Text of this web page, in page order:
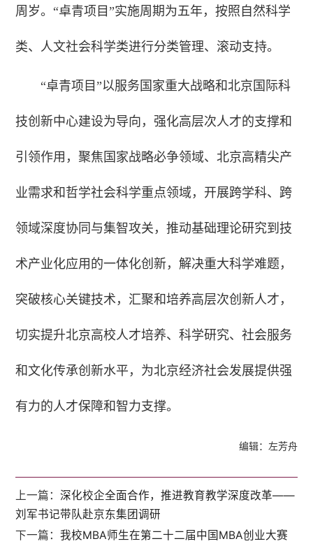
周岁。“卓青项目”实施周期为五年，按照自然科学
类、人文社会科学类进行分类管理、滚动支持。
“卓青项目”以服务国家重大战略和北京国际科
技创新中心建设为导向，强化高层次人才的支撑和
引领作用，聚焦国家战略必争领域、北京高精尖产
业需求和哲学社会科学重点领域，开展跨学科、跨
领域深度协同与集智攻关，推动基础理论研究到技
术产业化应用的一体化创新，解决重大科学难题，
突破核心关键技术，汇聚和培养高层次创新人才，
切实提升北京高校人才培养、科学研究、社会服务
和文化传承创新水平，为北京经济社会发展提供强
有力的人才保障和智力支撑。
编辑：左芳舟
上一篇：深化校企全面合作，推进教育教学深度改革——
刘军书记带队赴京东集团调研
下一篇：我校MBA师生在第二十二届中国MBA创业大赛